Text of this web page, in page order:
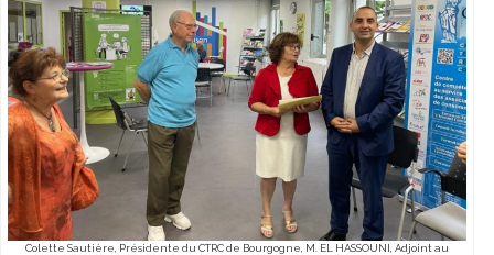
Colette Sautière, Présidente du CTRC de Bourgogne, M. EL HASSOUNI, Adjoint au